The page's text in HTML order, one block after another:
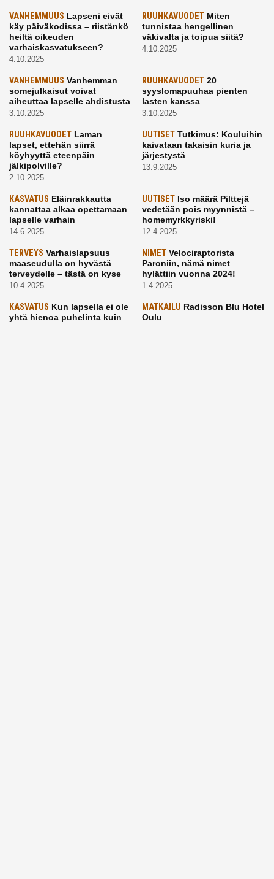
VANHEMMUUS Lapseni eivät
käy päiväkodissa – riistänkö
heiltä oikeuden
varhaiskasvatukseen?
4.10.2025
RUUHKAVUODETMiten
tunnistaa hengellinen
väkivalta ja toipua siitä?
4.10.2025
VANHEMMUUS Vanhemman
somejulkaisut voivat
aiheuttaa lapselle ahdistusta
3.10.2025
RUUHKAVUODET20
syyslomapuuhaa pienten
lasten kanssa
3.10.2025
RUUHKAVUODET Laman
lapset, ettehän siirrä
köyhyyttä eteenpäin
jälkipolville?
2.10.2025
UUTISETTutkimus: Kouluihin
kaivataan takaisin kuria ja
järjestystä
13.9.2025
KASVATUS Eläinrakkautta
kannattaa alkaa opettamaan
lapselle varhain
14.6.2025
UUTISETIso määrä Pilttejä
vedetään pois myynnistä –
homemyrkkyriski!
12.4.2025
TERVEYS Varhaislapsuus
maaseudulla on hyvästä
terveydelle – tästä on kyse
10.4.2025
NIMETVelociraptorista
Paroniin, nämä nimet
hylättiin vuonna 2024!
1.4.2025
KASVATUS Kun lapsella ei ole
yhtä hienoa puhelinta kuin
MATKAILU Radisson Blu Hotel
Oulu